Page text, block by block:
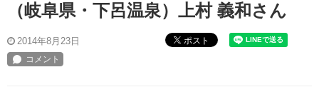
（岐阜県・下呂温泉）上村 義和さん
2014年8月23日 ポスト